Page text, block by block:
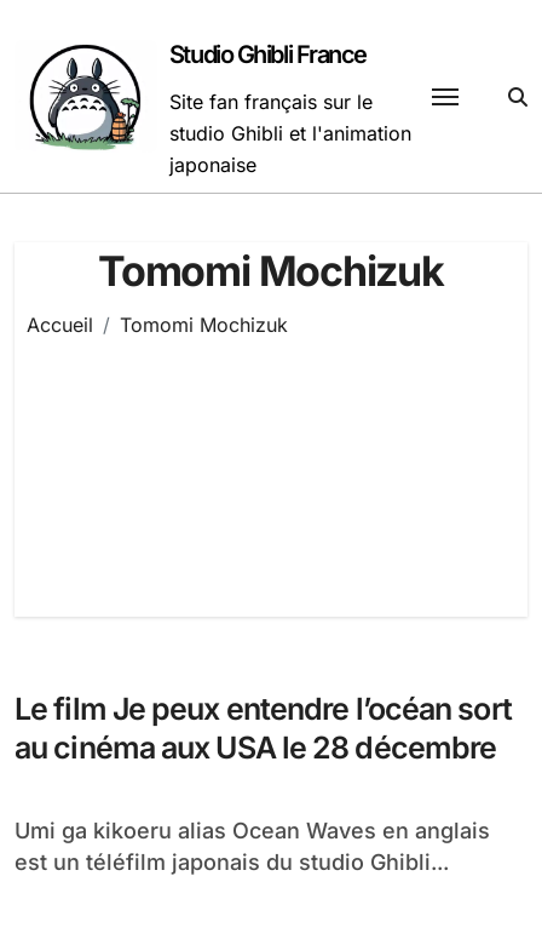
contenu
Studio Ghibli France
Site fan français sur le
studio Ghibli et l'animation
japonaise
Tomomi Mochizuk
Accueil Tomomi Mochizuk
Le film Je peux entendre l’océan sort
au cinéma aux USA le 28 décembre
Umi ga kikoeru alias Ocean Waves en anglais
est un téléfilm japonais du studio Ghibli...